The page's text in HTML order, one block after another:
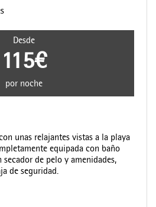
Desde
115€
por noche
unas relajantes vistas a la playa
equipada con baño
de pelo y amenidades,
de seguridad.